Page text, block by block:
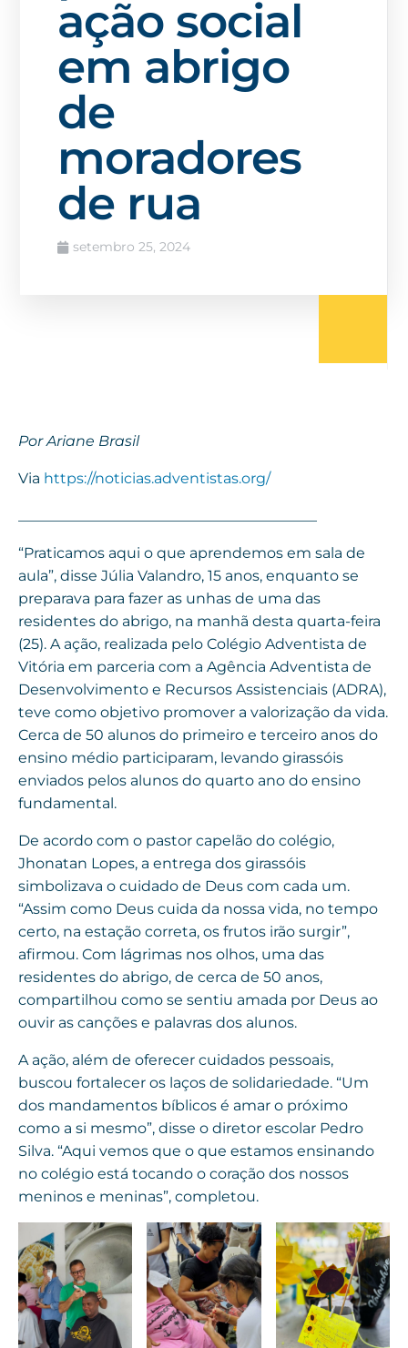
ação social
em abrigo
de
moradores
de rua
setembro 25, 2024
Por Ariane Brasil
Via https://noticias.adventistas.org/
“Praticamos aqui o que aprendemos em sala de
aula”, disse Júlia Valandro, 15 anos, enquanto se
preparava para fazer as unhas de uma das
residentes do abrigo, na manhã desta quarta-feira
(25). A ação, realizada pelo Colégio Adventista de
Vitória em parceria com a Agência Adventista de
Desenvolvimento e Recursos Assistenciais (ADRA),
teve como objetivo promover a valorização da vida.
Cerca de 50 alunos do primeiro e terceiro anos do
ensino médio participaram, levando girassóis
enviados pelos alunos do quarto ano do ensino
fundamental.
De acordo com o pastor capelão do colégio,
Jhonatan Lopes, a entrega dos girassóis
simbolizava o cuidado de Deus com cada um.
“Assim como Deus cuida da nossa vida, no tempo
certo, na estação correta, os frutos irão surgir”,
afirmou. Com lágrimas nos olhos, uma das
residentes do abrigo, de cerca de 50 anos,
compartilhou como se sentiu amada por Deus ao
ouvir as canções e palavras dos alunos.
A ação, além de oferecer cuidados pessoais,
buscou fortalecer os laços de solidariedade. “Um
dos mandamentos bíblicos é amar o próximo
como a si mesmo”, disse o diretor escolar Pedro
Silva. “Aqui vemos que o que estamos ensinando
no colégio está tocando o coração dos nossos
meninos e meninas”, completou.